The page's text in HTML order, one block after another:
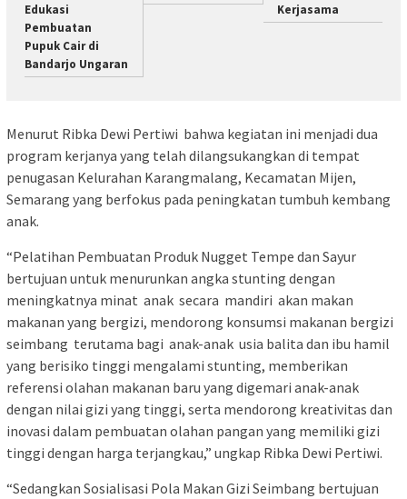
Edukasi
Pembuatan
Pupuk Cair di
Bandarjo Ungaran
Kerjasama
Menurut Ribka Dewi Pertiwi bahwa kegiatan ini menjadi dua
program kerjanya yang telah dilangsukangkan di tempat
penugasan Kelurahan Karangmalang, Kecamatan Mijen,
Semarang yang berfokus pada peningkatan tumbuh kembang
anak.
“Pelatihan Pembuatan Produk Nugget Tempe dan Sayur
bertujuan untuk menurunkan angka stunting dengan
meningkatnya minat anak secara mandiri akan makan
makanan yang bergizi, mendorong konsumsi makanan bergizi
seimbang terutama bagi anak-anak usia balita dan ibu hamil
yang berisiko tinggi mengalami stunting, memberikan
referensi olahan makanan baru yang digemari anak-anak
dengan nilai gizi yang tinggi, serta mendorong kreativitas dan
inovasi dalam pembuatan olahan pangan yang memiliki gizi
tinggi dengan harga terjangkau,” ungkap Ribka Dewi Pertiwi.
“Sedangkan Sosialisasi Pola Makan Gizi Seimbang bertujuan